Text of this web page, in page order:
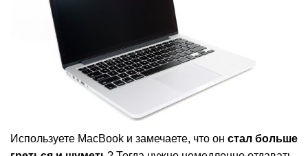
Используете MacBook и замечаете, что он стал больше